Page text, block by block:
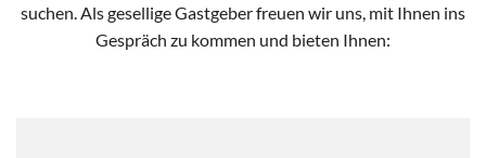
suchen. Als gesellige Gastgeber freuen wir uns, mit Ihnen ins
Gespräch zu kommen und bieten Ihnen: